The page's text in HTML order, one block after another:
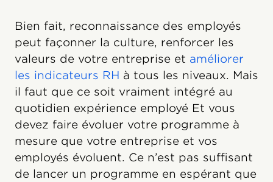
Bien fait, reconnaissance des employés
peut façonner la culture, renforcer les
valeurs de votre entreprise et améliorer
les indicateurs RH à tous les niveaux. Mais
il faut que ce soit vraiment intégré au
quotidien expérience employé Et vous
devez faire évoluer votre programme à
mesure que votre entreprise et vos
employés évoluent. Ce n’est pas suffisant
de lancer un programme en espérant que